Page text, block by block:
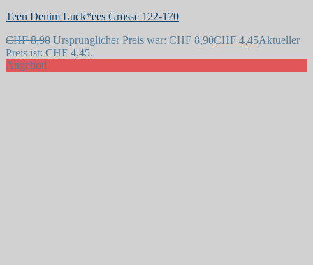
Teen Denim Luck*ees Grösse 122-170
CHF8,90 Ursprünglicher Preis war: CHF 8,90CHF 4,45Aktueller
Preis ist: CHF 4,45.
Angebot!